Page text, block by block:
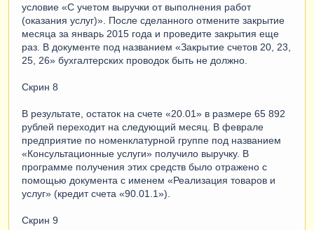
условие «С учетом выручки от выполнения работ
(оказания услуг)». После сделанного отмените закрытие
месяца за январь 2015 года и проведите закрытия еще
раз. В документе под названием «Закрытие счетов 20, 23,
25, 26» бухгалтерских проводок быть не должно.
Скрин 8
В результате, остаток на счете «20.01» в размере 65 892
рублей переходит на следующий месяц. В феврале
предприятие по номенклатурной группе под названием
«Консультационные услуги» получило выручку. В
программе получения этих средств было отражено с
помощью документа с именем «Реализация товаров и
услуг» (кредит счета «90.01.1»).
Скрин 9